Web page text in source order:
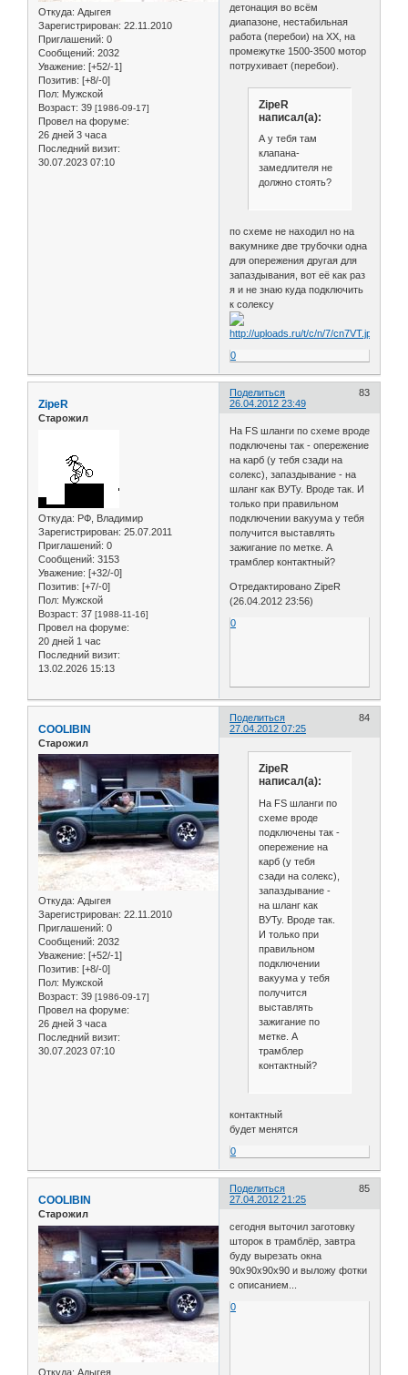
Откуда: Адыгея
Зарегистрирован: 22.11.2010
Приглашений: 0
Сообщений: 2032
Уважение: [+52/-1]
Позитив: [+8/-0]
Пол: Мужской
Возраст: 39 [1986-09-17]
Провел на форуме:
26 дней 3 часа
Последний визит:
30.07.2023 07:10
детонация во всём
диапазоне, нестабильная
работа (перебои) на ХХ, на
промежутке 1500-3500 мотор
потрухивает (перебои).
ZipeR
написал(а):
А у тебя там
клапана-
замедлителя не
должно стоять?
по схеме не находил но на
вакумнике две трубочки одна
для опережения другая для
запаздывания, вот её как раз
я и не знаю куда подключить
к солексу
0
Поделиться
83
26.04.2012 23:49
ZipeR
Старожил
Откуда: РФ, Владимир
Зарегистрирован: 25.07.2011
Приглашений: 0
Сообщений: 3153
Уважение: [+32/-0]
Позитив: [+7/-0]
Пол: Мужской
Возраст: 37 [1988-11-16]
Провел на форуме:
20 дней 1 час
Последний визит:
13.02.2026 15:13
На FS шланги по схеме вроде
подключены так - опережение
на карб (у тебя сзади на
солекс), запаздывание - на
шланг как ВУТу. Вроде так. И
только при правильном
подключении вакуума у тебя
получится выставлять
зажигание по метке. А
трамблер контактный?
Отредактировано ZipeR
(26.04.2012 23:56)
0
Поделиться
84
27.04.2012 07:25
COOLIBIN
Старожил
Откуда: Адыгея
Зарегистрирован: 22.11.2010
Приглашений: 0
Сообщений: 2032
Уважение: [+52/-1]
Позитив: [+8/-0]
Пол: Мужской
Возраст: 39 [1986-09-17]
Провел на форуме:
26 дней 3 часа
Последний визит:
30.07.2023 07:10
ZipeR
написал(а):
На FS шланги по
схеме вроде
подключены так -
опережение на
карб (у тебя
сзади на солекс),
запаздывание -
на шланг как
ВУТу. Вроде так.
И только при
правильном
подключении
вакуума у тебя
получится
выставлять
зажигание по
метке. А
трамблер
контактный?
контактный
будет менятся
0
Поделиться
85
27.04.2012 21:25
COOLIBIN
Старожил
Откуда: Адыгея
сегодня выточил заготовку
шторок в трамблёр, завтра
буду вырезать окна
90х90х90х90 и выложу фотки
с описанием...
0